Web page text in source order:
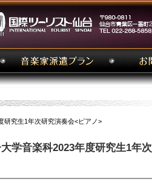
研究生1年次研究演奏会<ピアノ>
学音楽科2023年度研究生1年